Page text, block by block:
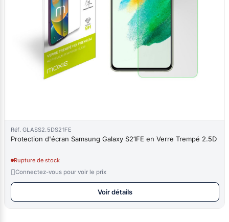
Réf. GLASS2.5DS21FE
Protection d'écran Samsung Galaxy S21FE en Verre Trempé 2.5D
Rupture de stock
Connectez-vous pour voir le prix
Voir détails